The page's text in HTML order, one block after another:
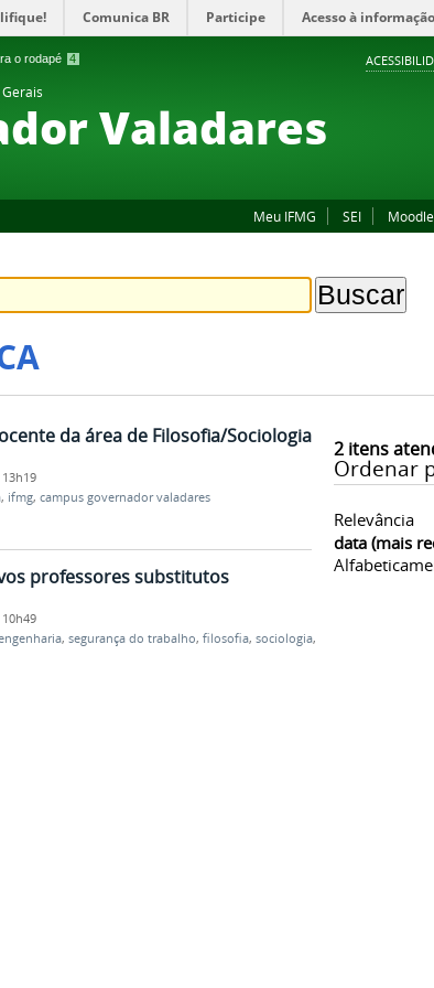
o rodapé 4
Comunica BR Participe Acesso à informação
Valadares
Meu IFMG SEI Moodle
2itens
Ordenar
Relevância
data (mais
da área de Filosofia/Sociologia
, ifmg, campus governador valadares
professores substitutos
, segurança do trabalho, filosofia, sociologia,